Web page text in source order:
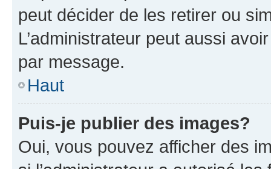
peut décider de les retirer ou
L’administrateur peut aussi
par message.
Haut
Puis-je publier des images?
Oui, vous pouvez afficher des